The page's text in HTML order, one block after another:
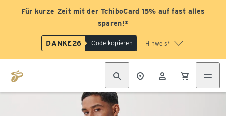
Für kurze Zeit mit der TchiboCard 15% auf fast alles
sparen!*
DANKE26 Code kopieren Hinweis*